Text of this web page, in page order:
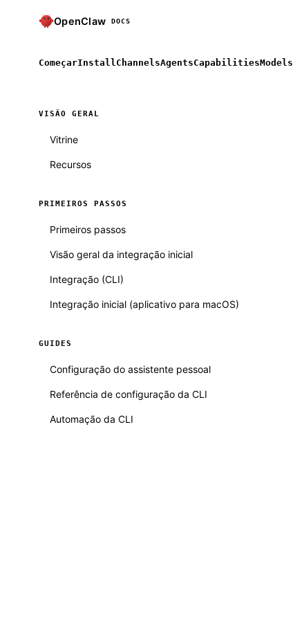
OpenClaw DOCS
ComeçarInstall ChannelsAgentsCapabilitiesModels
VISÃO GERAL
Vitrine
Recursos
PRIMEIROS PASSOS
Primeiros passos
Visão geral da integração inicial
Integração (CLI)
Integração inicial (aplicativo para macOS)
GUIDES
Configuração do assistente pessoal
Referência de configuração da CLI
Automação da CLI